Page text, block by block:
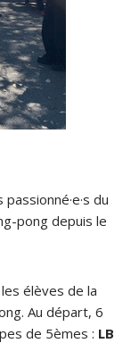
du
pong depuis le
élèves de la
Au départ, 6
de 5èmes : LB